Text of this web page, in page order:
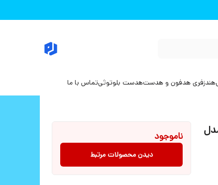
هندزفری هدفون و هدستهدست بلوتوثیتماس با ما
ناموجود
دیدن محصولات مرتبط